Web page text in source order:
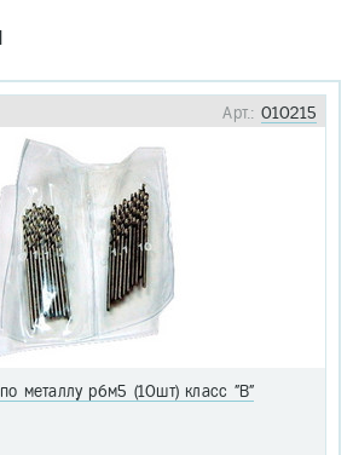
Арт.: 010215
металлу р6м5 (10шт) класс "В"